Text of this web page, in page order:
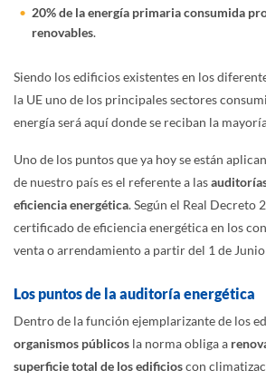
20% de la energía primaria consumida
renovables.
Siendo los edificios existentes en los
la UE uno de los principales sectores
energía será aquí donde se reciban la
Uno de los puntos que ya hoy se están
de nuestro país es el referente a las
eficiencia energética. Según el Real Decreto
certificado de eficiencia energética en los
venta o arrendamiento a partir del 1 de
Los puntos de la auditoría energética
Dentro de la función ejemplarizante de los
organismos públicos la norma obliga a
superficie total de los edificioscon